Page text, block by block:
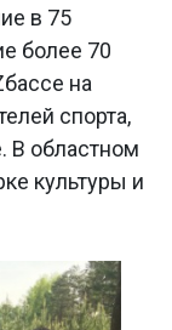
в 75
более 70
на
спорта,
В областном
культуры и